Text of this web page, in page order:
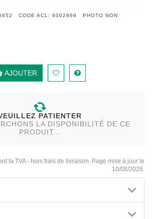
CODE ACL: 6002869 PHOTO NON
AJOUTER
PATIENTER
LA DISPONIBILITÉ DE CE
PRODUIT...
la TVA - hors frais de livraison. Page mise à jour le
10/08/2026.